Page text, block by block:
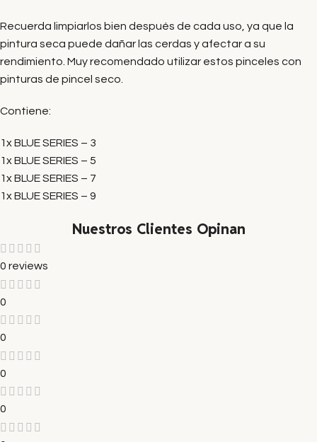
Recuerda limpiarlos bien después de cada uso, ya que la
pintura seca puede dañar las cerdas y afectar a su
rendimiento. Muy recomendado utilizar estos pinceles con
pinturas de pincel seco.
Contiene:
1x BLUE SERIES – 3
1x BLUE SERIES – 5
1x BLUE SERIES – 7
1x BLUE SERIES – 9
Nuestros Clientes Opinan
0 reviews
0
0
0
0